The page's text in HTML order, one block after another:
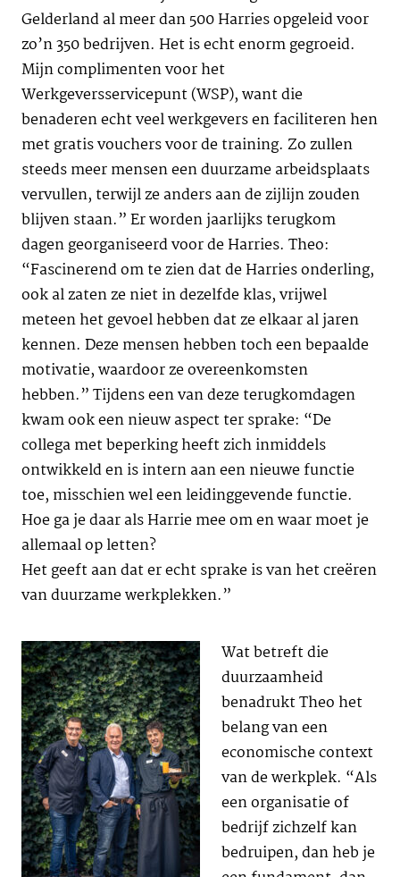
Gelderland al meer dan 500 Harries opgeleid voor
zo’n 350 bedrijven. Het is echt enorm gegroeid.
Mijn complimenten voor het
Werkgeversservicepunt (WSP), want die
benaderen echt veel werkgevers en faciliteren hen
met gratis vouchers voor de training. Zo zullen
steeds meer mensen een duurzame arbeidsplaats
vervullen, terwijl ze anders aan de zijlijn zouden
blijven staan.” Er worden jaarlijks terugkom
dagen georganiseerd voor de Harries. Theo:
“Fascinerend om te zien dat de Harries onderling,
ook al zaten ze niet in dezelfde klas, vrijwel
meteen het gevoel hebben dat ze elkaar al jaren
kennen. Deze mensen hebben toch een bepaalde
motivatie, waardoor ze overeenkomsten
hebben.” Tijdens een van deze terugkomdagen
kwam ook een nieuw aspect ter sprake: “De
collega met beperking heeft zich inmiddels
ontwikkeld en is intern aan een nieuwe functie
toe, misschien wel een leidinggevende functie.
Hoe ga je daar als Harrie mee om en waar moet je
allemaal op letten?
Het geeft aan dat er echt sprake is van het creëren
van duurzame werkplekken.”
Wat betreft die
duurzaamheid
benadrukt Theo het
belang van een
economische context
van de werkplek. “Als
een organisatie of
bedrijf zichzelf kan
bedruipen, dan heb je